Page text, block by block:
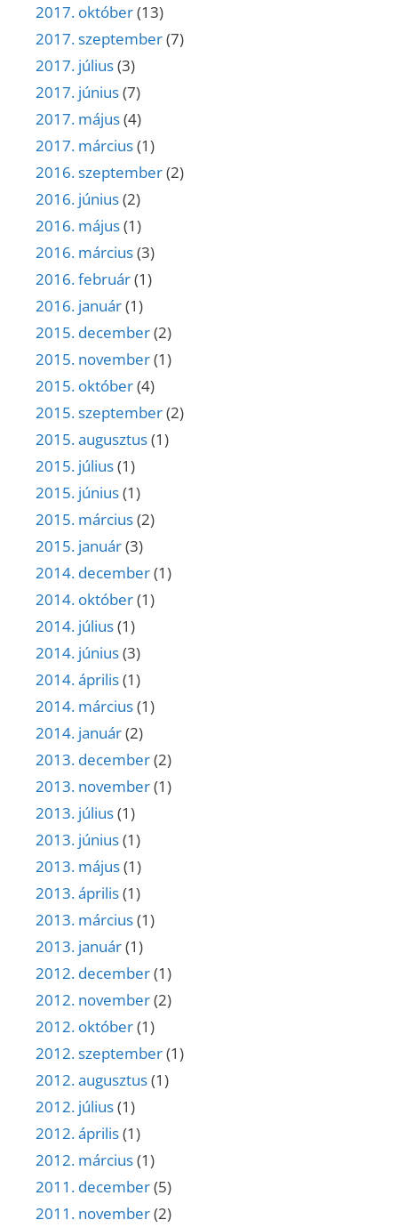
2017. október(13)
2017. szeptember(7)
2017. július(3)
2017. június(7)
2017. május(4)
2017. március(1)
2016. szeptember(2)
2016. június(2)
2016. május(1)
2016. március(3)
2016. február(1)
2016. január(1)
2015. december(2)
2015. november(1)
2015. október(4)
2015. szeptember(2)
2015. augusztus(1)
2015. július(1)
2015. június(1)
2015. március(2)
2015. január(3)
2014. december(1)
2014. október(1)
2014. július(1)
2014. június(3)
2014. április(1)
2014. március(1)
2014. január(2)
2013. december(2)
2013. november(1)
2013. július(1)
2013. június(1)
2013. május(1)
2013. április(1)
2013. március(1)
2013. január(1)
2012. december(1)
2012. november(2)
2012. október(1)
2012. szeptember(1)
2012. augusztus(1)
2012. július(1)
2012. április(1)
2012. március(1)
2011. december(5)
2011. november(2)